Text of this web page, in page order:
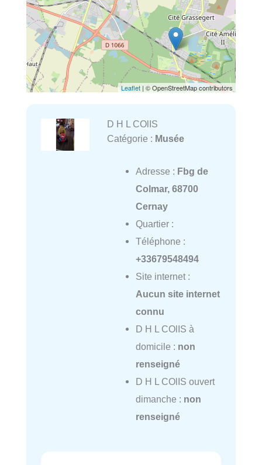
Leaflet | © OpenStreetMap contributors
D H L COlIS
Catégorie : Musée
Adresse : Fbg de
Colmar, 68700
Cernay
Quartier :
Téléphone :
+33679548494
Site internet :
Aucun site internet
connu
D H L COlIS à
domicile : non
renseigné
D H L COlIS ouvert
dimanche : non
renseigné